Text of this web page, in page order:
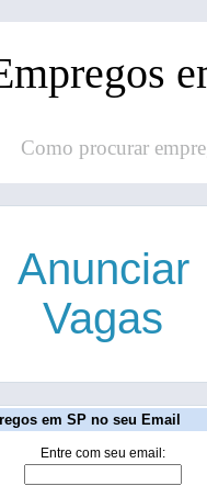
Como procurar
Anunciar
Vagas
em SP no seu Email
Entre com seu email: